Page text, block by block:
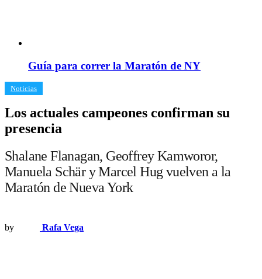
Guía para correr la Maratón de NY
Noticias
Los actuales campeones confirman su
presencia
Shalane Flanagan, Geoffrey Kamworor,
Manuela Schär y Marcel Hug vuelven a la
Maratón de Nueva York
by Rafa Vega